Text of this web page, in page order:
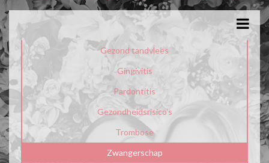
Gezond tandvlees
Gingivitis
Pardontitis
Gezondheidsrisico's
Trombose
Zwangerschap